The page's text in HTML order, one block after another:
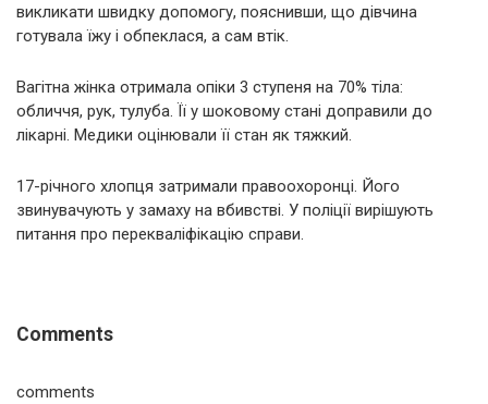
викликати швидку допомогу, пояснивши, що дівчина
готувала їжу і обпеклася, а сам втік.
Вагітна жінка отримала опіки 3 ступеня на 70% тіла:
обличчя, рук, тулуба. Її у шоковому стані доправили до
лікарні. Медики оцінювали її стан як тяжкий.
17-річного хлопця затримали правоохоронці. Його
звинувачують у замаху на вбивстві. У поліції вирішують
питання про перекваліфікацію справи.
Comments
comments